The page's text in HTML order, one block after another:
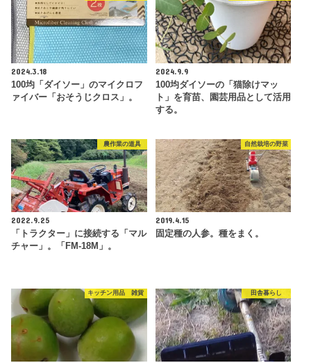
2024.3.18
100均「ダイソー」のマイクロフ
ァイバー「おそうじクロス」。
2024.9.9
100均ダイソーの「猫除けマッ
ト」を育苗、園芸用品として活用
する。
農作業の道具
2022.9.25
「トラクター」に接続する「マル
チャー」。「FM-18M」。
自然栽培の野菜
2019.4.15
固定種の人参。種をまく。
キッチン用品 雑貨 田舎暮らし